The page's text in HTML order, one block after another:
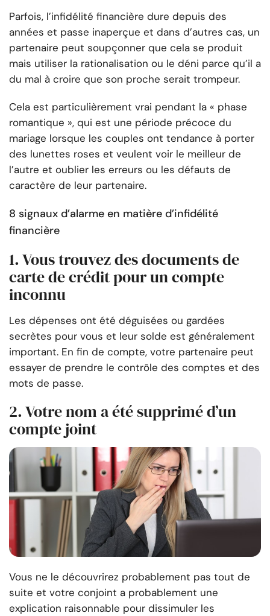
Parfois, l’infidélité financière dure depuis des
années et passe inaperçue et dans d’autres cas, un
partenaire peut soupçonner que cela se produit
mais utiliser la rationalisation ou le déni parce qu’il a
du mal à croire que son proche serait trompeur.
Cela est particulièrement vrai pendant la « phase
romantique », qui est une période précoce du
mariage lorsque les couples ont tendance à porter
des lunettes roses et veulent voir le meilleur de
l’autre et oublier les erreurs ou les défauts de
caractère de leur partenaire.
8 signaux d’alarme en matière d’infidélité
financière
1. Vous trouvez des documents de
carte de crédit pour un compte
inconnu
Les dépenses ont été déguisées ou gardées
secrètes pour vous et leur solde est généralement
important. En fin de compte, votre partenaire peut
essayer de prendre le contrôle des comptes et des
mots de passe.
2. Votre nom a été supprimé d’un
compte joint
Vous ne le découvrirez probablement pas tout de
suite et votre conjoint a probablement une
explication raisonnable pour dissimuler les